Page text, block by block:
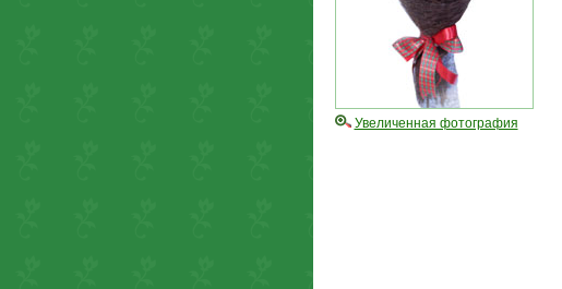
Увеличенная фотография